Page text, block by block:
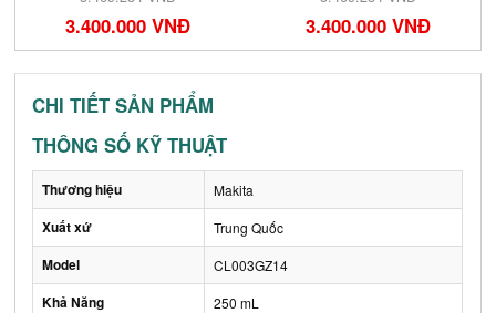
3.400.000 VNĐ 3.400.000 VNĐ
CHI TIẾT SẢN PHẨM
THÔNG SỐ KỸ THUẬT
Thương hiệu Makita
Xuất xứ Trung Quốc
Model CL003GZ14
Khả Năng 250 mL